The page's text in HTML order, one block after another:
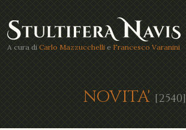
A cura di Carlo Mazzucchelli e Francesco Varanini
NOVITA' [2540]